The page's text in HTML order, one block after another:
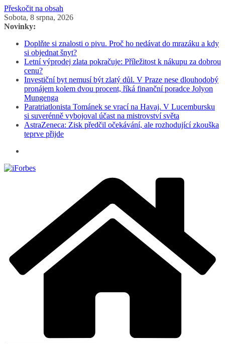
Přeskočit na obsah
Sobota, 8 srpna, 2026
Novinky:
Doplňte si znalosti o pivu. Proč ho nedávat do mrazáku a kdy
si objednat šnyt?
Letní výprodej zlata pokračuje: Příležitost k nákupu za dobrou
cenu?
Investiční byt nemusí být zlatý důl. V Praze nese dlouhodobý
pronájem kolem dvou procent, říká finanční poradce Jolyon
Mungenga
Paratriatlonista Tománek se vrací na Havaj. V Lucembursku
si suverénně vybojoval účast na mistrovství světa
AstraZeneca: Zisk předčil očekávání, ale rozhodující zkouška
teprve přijde